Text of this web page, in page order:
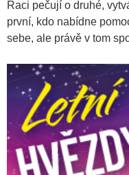
Raci pečují o druhé,
první, kdo nabídne
sebe, ale právě v tom